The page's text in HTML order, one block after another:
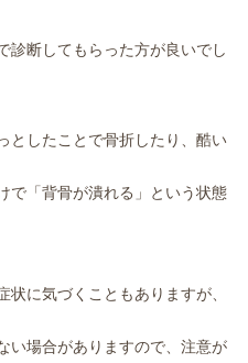
診断してもらった方が良いでし
としたことで骨折したり、酷い
で「背骨が潰れる」という状態
に気づくこともありますが、
い場合がありますので、注意が